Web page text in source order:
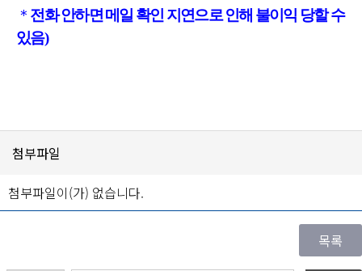
＊ 전화 안하면 메일 확인 지연으로 인해 불이익 당할 수
있음)
첨부파일
첨부파일이(가) 없습니다.